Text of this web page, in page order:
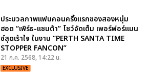
ประมวลภาพแฟนคอนครั้งแรกของสองหนุ่ม
ฮอต “เพิร์ธ-แซนต้า” โชว์จัดเต็ม เพอร์ฟอร์แมน
ซ์สุดเร้าใจ ในงาน “PERTH SANTA TIME
STOPPER FANCON”
21 ก.ค. 2568, 14:22 น.
EXCLUSIVE